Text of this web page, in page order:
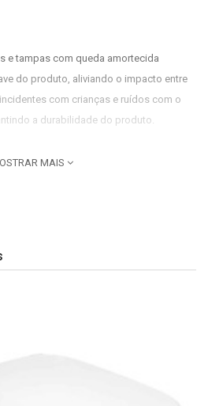
e tampas com queda amortecida
do produto, aliviando o impacto entre
com crianças e ruídos com o
a durabilidade do produto.
Classic e Debba Square Fácil
é compatível com os vasos
MAIS